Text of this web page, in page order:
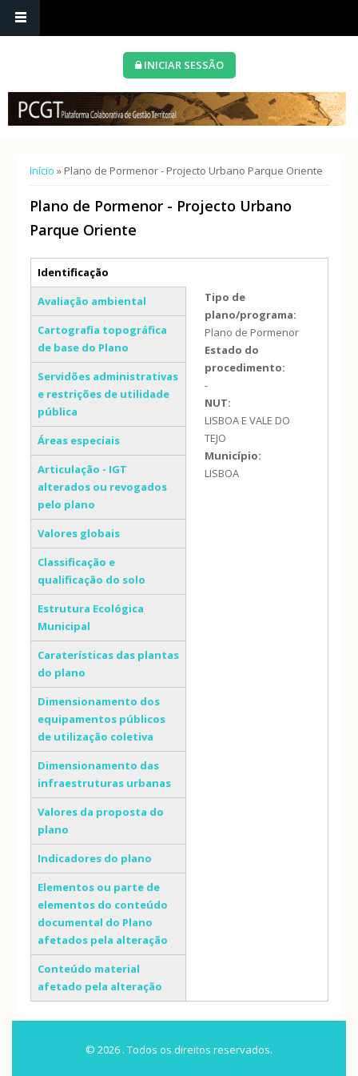
INICIAR SESSÃO
Está aqui
Início » Plano de Pormenor - Projecto Urbano Parque Oriente
Plano de Pormenor - Projecto Urbano
Parque Oriente
Separadores verticais
Identificação
(separador ativo)
Avaliação ambiental
Cartografia topográfica
de base do Plano
Servidões administrativas
e restrições de utilidade
pública
Áreas especiais
Articulação - IGT
alterados ou revogados
pelo plano
Valores globais
Classificação e
qualificação do solo
Estrutura Ecológica
Municipal
Caraterísticas das plantas
do plano
Dimensionamento dos
equipamentos públicos
de utilização coletiva
Dimensionamento das
infraestruturas urbanas
Valores da proposta do
plano
Indicadores do plano
Elementos ou parte de
elementos do conteúdo
documental do Plano
afetados pela alteração
Conteúdo material
afetado pela alteração
Tipo de
plano/programa:
Plano de Pormenor
Estado do
procedimento:
-
NUT:
LISBOA E VALE DO
TEJO
Município:
LISBOA
© 2026 . Todos os direitos reservados.